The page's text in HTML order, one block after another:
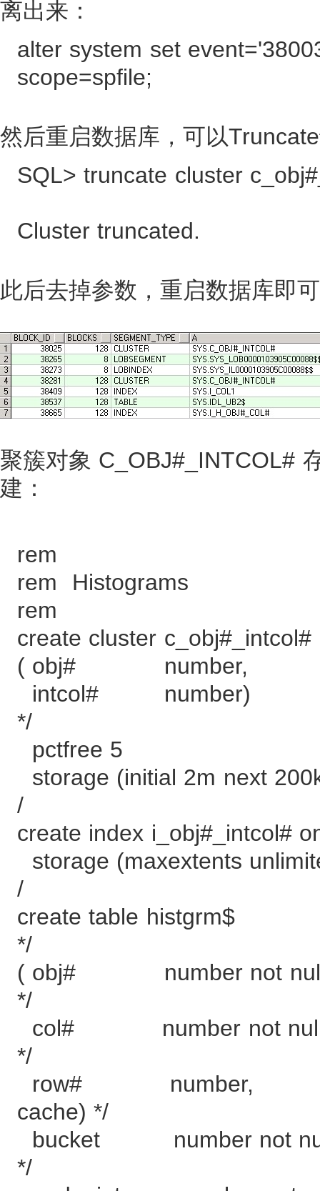
离出来：
alter system set
scope=spfile;
然后重启数据库，可以
SQL> truncate cluster
Cluster truncated.
此后去掉参数，重启数据库即
聚簇对象 C_OBJ#_INTCOL#
建：
rem
rem Histograms
rem
create cluster c_obj#_intcol#
( obj#
intcol# number) /
*/
pctfree 5
storage (initial 2m next
/
create index i_obj#_intcol#
storage (maxextents
/
create table
*/
( obj# number
*/
col# number not
*/
row# number, /*
cache) */
bucket number
*/